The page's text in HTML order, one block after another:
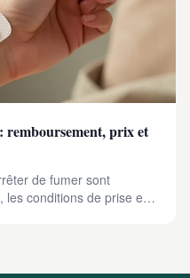
prix et
de fumer sont
les conditions de prise en